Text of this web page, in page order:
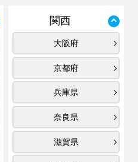
関西
大阪府
京都府
兵庫県
奈良県
滋賀県